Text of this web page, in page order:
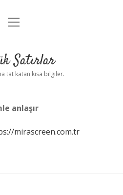
Anasayfa
Uyarı
menüyü
Satırlar
tat katan kısa bilgiler.
anlaşır
mirascreen.com.tr